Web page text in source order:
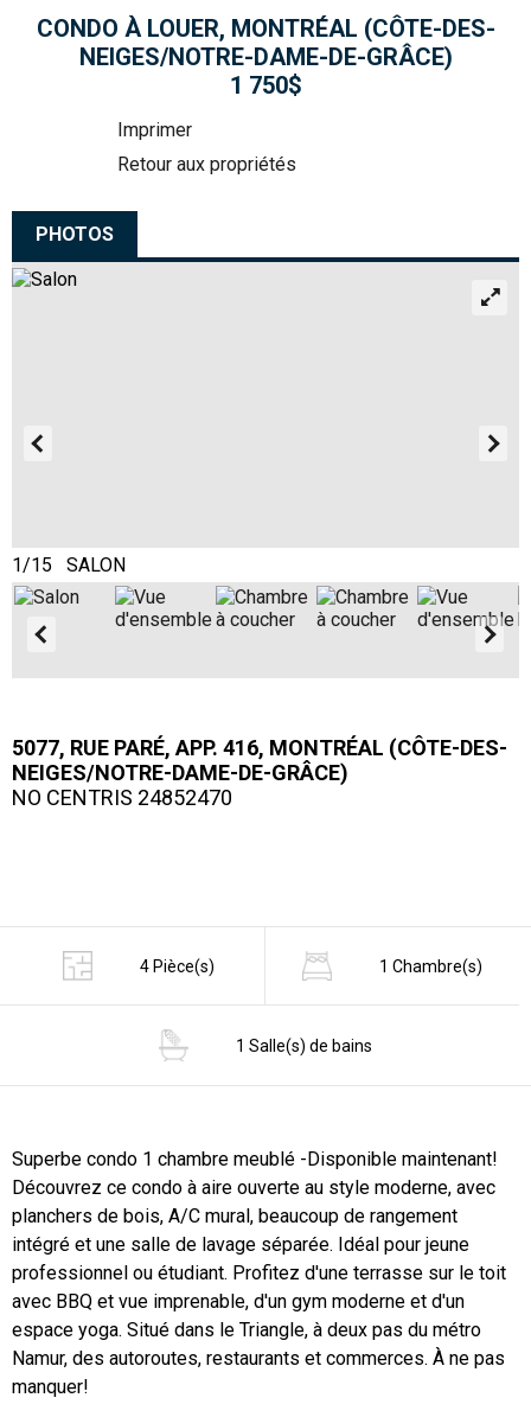
CONDO À LOUER, MONTRÉAL (CÔTE-DES-
NEIGES/NOTRE-DAME-DE-GRÂCE)
1 750$
Imprimer
Retour aux propriétés
PHOTOS
1/15 SALON
5077, RUE PARÉ, APP. 416, MONTRÉAL (CÔTE-DES-
NEIGES/NOTRE-DAME-DE-GRÂCE)
NO CENTRIS 24852470
4 Pièce(s) 1 Chambre(s)
1 Salle(s) de bains
Superbe condo 1 chambre meublé -Disponible maintenant!
Découvrez ce condo à aire ouverte au style moderne, avec
planchers de bois, A/C mural, beaucoup de rangement
intégré et une salle de lavage séparée. Idéal pour jeune
professionnel ou étudiant. Profitez d'une terrasse sur le toit
avec BBQ et vue imprenable, d'un gym moderne et d'un
espace yoga. Situé dans le Triangle, à deux pas du métro
Namur, des autoroutes, restaurants et commerces. À ne pas
manquer!